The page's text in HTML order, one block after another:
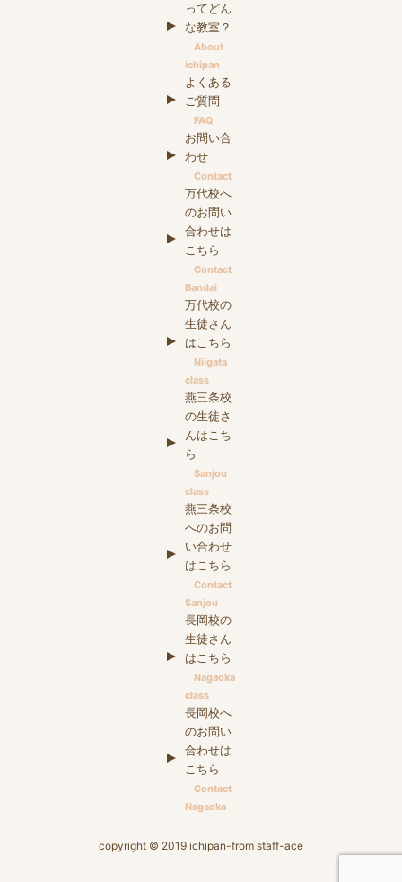
ってどん
な教室？
About
ichipan
よくある
ご質問
FAQ
お問い合
わせ
Contact
万代校へ
のお問い
合わせは
こちら
Contact
Bandai
万代校の
生徒さん
はこちら
Niigata
class
燕三条校
の生徒さ
んはこち
ら
Sanjou
class
燕三条校
へのお問
い合わせ
はこちら
Contact
Sanjou
長岡校の
生徒さん
はこちら
Nagaoka
class
長岡校へ
のお問い
合わせは
こちら
Contact
Nagaoka
copyright © 2019 ichipan-from staff-ace